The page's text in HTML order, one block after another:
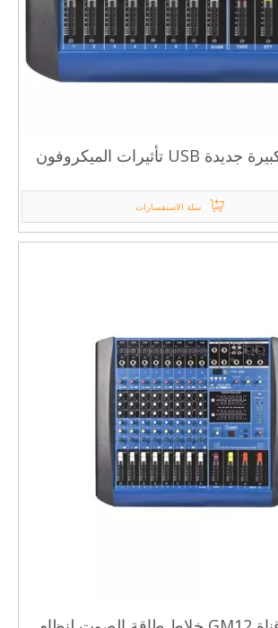
2015 شاشة كبيرة جديدة USB تأثيرات الميكروفون
سلة الاستفسارات